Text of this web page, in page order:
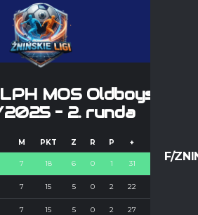
F/
MOS Oldboys
– 2. runda
M PKT Z R P +
7 18 6 0 1 31 18
7 15 5 0 2 22
7 15 5 0 2 27